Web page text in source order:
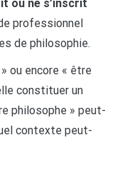
ou ne s’inscrit
professionnel
de philosophie.
ou encore « être
constituer un
philosophe » peut-
contexte peut-